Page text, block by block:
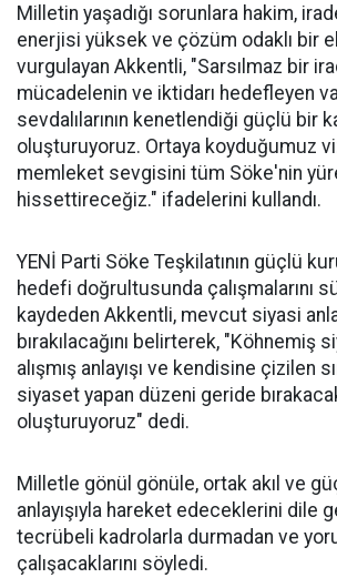
Milletin yaşadığı sorunlara hakim,
enerjisi yüksek ve çözüm odaklı bir
vurgulayan Akkentli, "Sarsılmaz bir
mücadelenin ve iktidarı hedefleyen
sevdalılarının kenetlendiği güçlü bir
oluşturuyoruz. Ortaya koyduğumuz
memleket sevgisini tüm Söke'nin
hissettireceğiz." ifadelerini kullandı.
YENİ Parti Söke Teşkilatının güçlü
hedefi doğrultusunda çalışmalarını
kaydeden Akkentli, mevcut siyasi
bırakılacağını belirterek, "Köhnemiş
alışmış anlayışı ve kendisine çizilen
siyaset yapan düzeni geride
oluşturuyoruz" dedi.
Milletle gönül gönüle, ortak akıl ve
anlayışıyla hareket edeceklerini dile
tecrübeli kadrolarla durmadan ve
çalışacaklarını söyledi.